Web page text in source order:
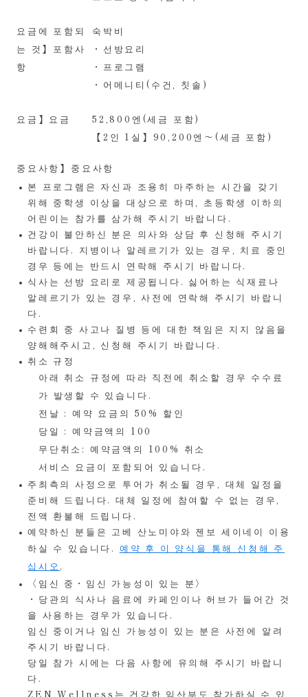
요금에 포함되
는 것】포함사
항
숙박비
・선방요리
・프로그램
・어메니티(수건, 칫솔)
요금】요금
52,800엔(세금 포함)
【2인 1실】90,200엔〜(세금 포함)
중요사항】중요사항
본 프로그램은 자신과 조용히 마주하는 시간을 갖기
위해 중학생 이상을 대상으로 하며, 초등학생 이하의
어린이는 참가를 삼가해 주시기 바랍니다.
건강이 불안하신 분은 의사와 상담 후 신청해 주시기
바랍니다. 지병이나 알레르기가 있는 경우, 치료 중인
경우 등에는 반드시 연락해 주시기 바랍니다.
식사는 선방 요리로 제공됩니다. 싫어하는 식재료나
알레르기가 있는 경우, 사전에 연락해 주시기 바랍니
다.
수련회 중 사고나 질병 등에 대한 책임은 지지 않음을
양해해주시고, 신청해 주시기 바랍니다.
취소 규정
아래 취소 규정에 따라 직전에 취소할 경우 수수료
가 발생할 수 있습니다.
전날 : 예약 요금의 50% 할인
당일 : 예약금액의 100
무단취소: 예약금액의 100% 취소
서비스 요금이 포함되어 있습니다.
주최측의 사정으로 투어가 취소될 경우, 대체 일정을
준비해 드립니다. 대체 일정에 참여할 수 없는 경우,
전액 환불해 드립니다.
예약하신 분들은 고베 산노미야와 젠보 세이네이 이용
하실 수 있습니다. 예약 후 이 양식을 통해 신청해 주
십시오 .
〈임신 중・임신 가능성이 있는 분〉
・당관의 식사나 음료에 카페인이나 허브가 들어간 것
을 사용하는 경우가 있습니다.
임신 중이거나 임신 가능성이 있는 분은 사전에 알려
주시기 바랍니다.
당일 참가 시에는 다음 사항에 유의해 주시기 바랍니
다.
ZEN Wellness는 건강한 임산부도 참가하실 수 있